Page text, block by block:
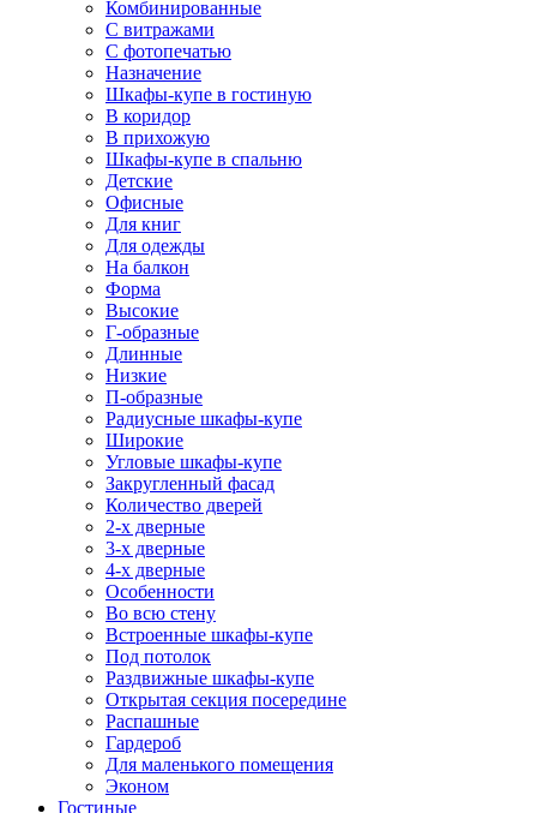
Комбинированные
С витражами
С фотопечатью
Назначение
Шкафы-купе в гостиную
В коридор
В прихожую
Шкафы-купе в спальню
Детские
Офисные
Для книг
Для одежды
На балкон
Форма
Высокие
Г-образные
Длинные
Низкие
П-образные
Радиусные шкафы-купе
Широкие
Угловые шкафы-купе
Закругленный фасад
Количество дверей
2-х дверные
3-х дверные
4-х дверные
Особенности
Во всю стену
Встроенные шкафы-купе
Под потолок
Раздвижные шкафы-купе
Открытая секция посередине
Распашные
Гардероб
Для маленького помещения
Эконом
Гостиные